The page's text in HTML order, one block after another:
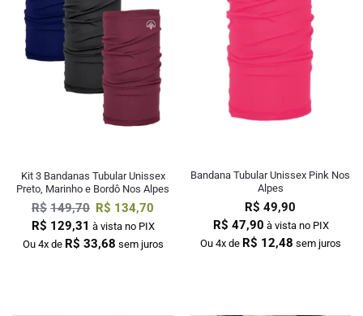
Kit 3 Bandanas Tubular Unissex
Preto, Marinho e Bordô Nos Alpes
R$ 149,70 R$ 134,70
R$ 129,31 à vista no PIX
Ou 4x de R$ 33,68 sem juros
Bandana Tubular Unissex Pink Nos
Alpes
R$ 49,90
R$ 47,90 à vista no PIX
Ou 4x de R$ 12,48 sem juros